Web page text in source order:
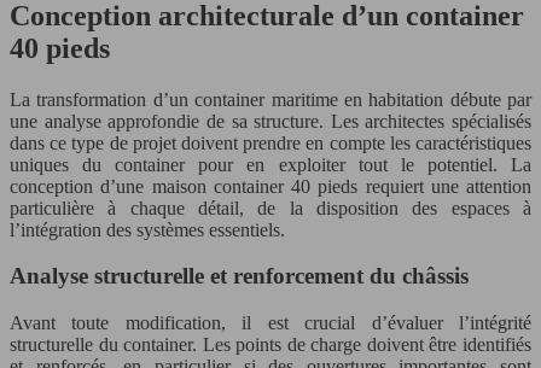
Conception architecturale d’un container
40 pieds
La transformation d’un container maritime en habitation débute par
une analyse approfondie de sa structure. Les architectes spécialisés
dans ce type de projet doivent prendre en compte les caractéristiques
uniques du container pour en exploiter tout le potentiel. La
conception d’une maison container 40 pieds requiert une attention
particulière à chaque détail, de la disposition des espaces à
l’intégration des systèmes essentiels.
Analyse structurelle et renforcement du châssis
Avant toute modification, il est crucial d’évaluer l’intégrité
structurelle du container. Les points de charge doivent être identifiés